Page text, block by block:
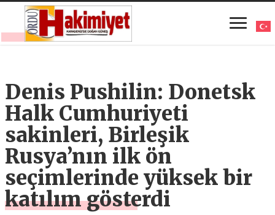
Denis Pushilin: Donetsk
Halk Cumhuriyeti
sakinleri, Birleşik
Rusya’nın ilk ön
seçimlerinde yüksek bir
katılım gösterdi